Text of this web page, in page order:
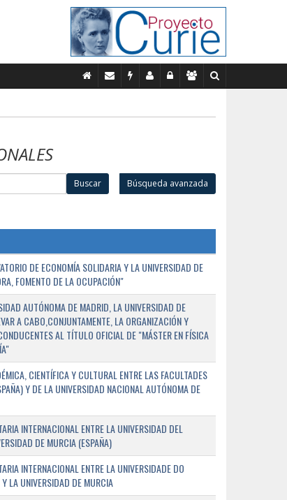
Buscar Búsqueda avanzada
DE ECONOMÍA SOLIDARIA Y LA UNIVERSIDAD DE
FOMENTO DE LA OCUPACIÓN"
AUTÓNOMA DE MADRID, LA UNIVERSIDAD DE
A CABO,CONJUNTAMENTE, LA ORGANIZACIÓN Y
AL TÍTULO OFICIAL DE "MÁSTER EN FÍSICA
CIENTÍFICA Y CULTURAL ENTRE LAS FACULTADES
Y DE LA UNIVERSIDAD NACIONAL AUTÓNOMA DE
INTERNACIONAL ENTRE LA UNIVERSIDAD DEL
DE MURCIA (ESPAÑA)
INTERNACIONAL ENTRE LA UNIVERSIDADE DO
LA UNIVERSIDAD DE MURCIA